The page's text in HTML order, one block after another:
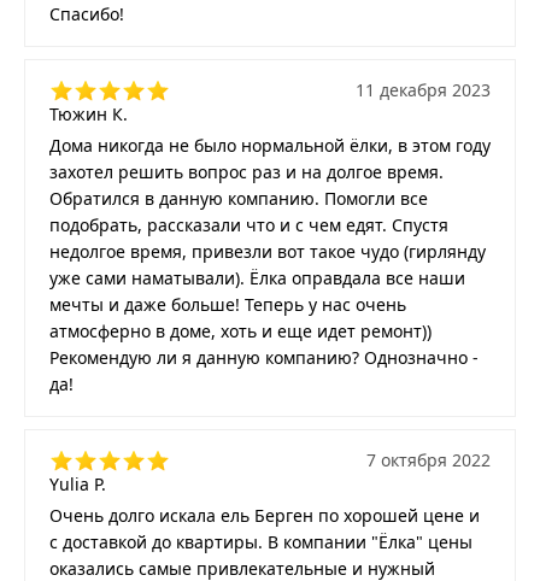
Спасибо!
Тюжин К.
11 декабря 2023
Дома никогда не было нормальной ёлки, в этом году
захотел решить вопрос раз и на долгое время.
Обратился в данную компанию. Помогли все
подобрать, рассказали что и с чем едят. Спустя
недолгое время, привезли вот такое чудо (гирлянду
уже сами наматывали). Ёлка оправдала все наши
мечты и даже больше! Теперь у нас очень
атмосферно в доме, хоть и еще идет ремонт))
Рекомендую ли я данную компанию? Однозначно -
да!
Yulia P.
7 октября 2022
Очень долго искала ель Берген по хорошей цене и
с доставкой до квартиры. В компании "Ёлка" цены
оказались самые привлекательные и нужный